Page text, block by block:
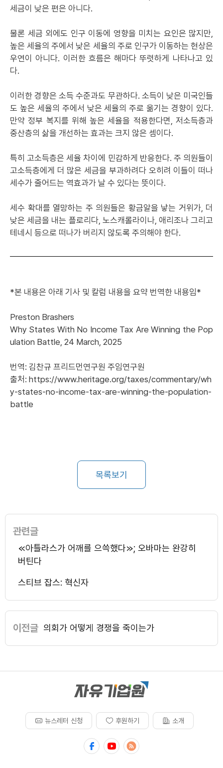
세금이 낮은 편은 아니다.
물론 세금 외에도 인구 이동에 영향을 미치는 요인은 많지만,
높은 세율의 주에서 낮은 세율의 주로 인구가 이동하는 현상은
우연이 아니다. 이러한 흐름은 해마다 뚜렷하게 나타나고 있
다.
이러한 경향은 소득 수준과도 무관하다. 소득이 낮은 미국인들
도 높은 세율의 주에서 낮은 세율의 주로 옮기는 경향이 있다.
만약 정부 복지를 위해 높은 세율을 적용한다면, 저소득층과
중산층의 삶을 개선하는 효과는 크지 않은 셈이다.
특히 고소득층은 세율 차이에 민감하게 반응한다. 주 의원들이
고소득층에게 더 많은 세금을 부과하려다 오히려 이들이 떠나
세수가 줄어드는 역효과가 날 수 있다는 뜻이다.
세수 확대를 열망하는 주 의원들은 황금알을 낳는 거위가, 더
낮은 세금을 내는 플로리다, 노스캐롤라이나, 애리조나 그리고
테네시 등으로 떠나가 버리지 않도록 주의해야 한다.
*본 내용은 아래 기사 및 칼럼 내용을 요약 번역한 내용임*
Preston Brashers
Why States With No Income Tax Are Winning the Pop
ulation Battle, 24 March, 2025
번역: 김찬규 프리드먼연구원 주임연구원
출처: https://www.heritage.org/taxes/commentary/wh
y-states-no-income-tax-are-winning-the-population-
battle
목록보기
관련글
≪아틀라스가 어깨를 으쓱했다≫; 오바마는 완강히
버틴다
스티브 잡스: 혁신자
이전글 의회가 어떻게 경쟁을 죽이는가
뉴스레터 신청 후원하기 소개